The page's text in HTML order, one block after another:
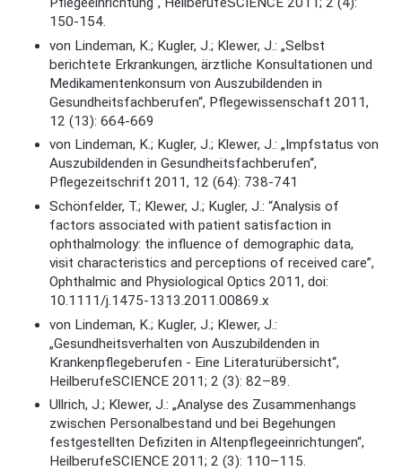
150-154.
von Lindeman, K.; Kugler, J.; Klewer, J.: „Selbst
berichtete Erkrankungen, ärztliche Konsultationen und
Medikamentenkonsum von Auszubildenden in
Gesundheitsfachberufen“, Pflegewissenschaft 2011,
12 (13): 664-669
von Lindeman, K.; Kugler, J.; Klewer, J.: „Impfstatus von
Auszubildenden in Gesundheitsfachberufen“,
Pflegezeitschrift 2011, 12 (64): 738-741
Schönfelder, T.; Klewer, J.; Kugler, J.: “Analysis of
factors associated with patient satisfaction in
ophthalmology: the influence of demographic data,
visit characteristics and perceptions of received care”,
Ophthalmic and Physiological Optics 2011, doi:
10.1111/j.1475-1313.2011.00869.x
von Lindeman, K.; Kugler, J.; Klewer, J.:
„Gesundheitsverhalten von Auszubildenden in
Krankenpflegeberufen - Eine Literaturübersicht“,
HeilberufeSCIENCE 2011; 2 (3): 82–89.
Ullrich, J.; Klewer, J.: „Analyse des Zusammenhangs
zwischen Personalbestand und bei Begehungen
festgestellten Defiziten in Altenpflegeeinrichtungen“,
HeilberufeSCIENCE 2011; 2 (3): 110–115.